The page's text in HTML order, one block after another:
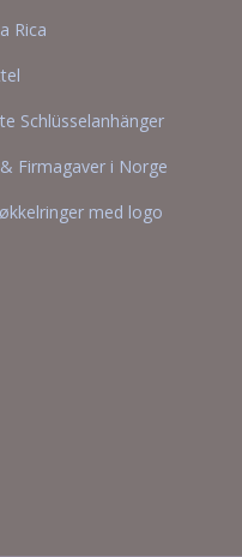
Rica
Schlüsselanhänger
Firmagaver i Norge
med logo